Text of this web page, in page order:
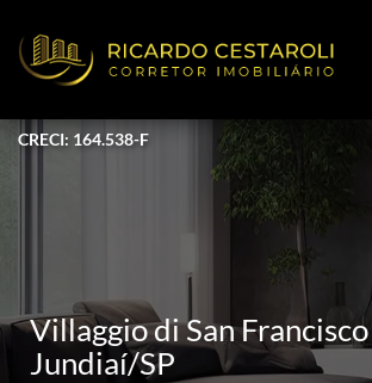
CRECI: 164.538-F
Villaggio di San
Jundiaí/SP